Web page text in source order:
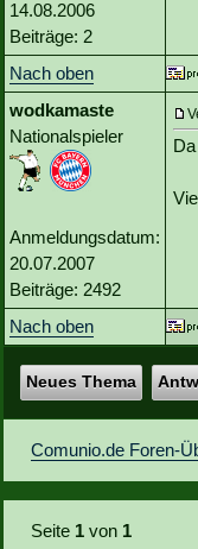
14.08.2006
Beiträge: 2
Nach oben
wodkamaste
Nationalspieler
Anmeldungsdatum:
20.07.2007
Beiträge: 2492
Nach oben
Neues Thema
Comunio.de Foren-
Seite 1 von 1